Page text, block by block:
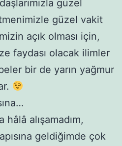
güzel
güzel vakit
açık olması için,
faydası olacak ilimler
bir de yarın yağmur
alışamadım,
geldiğimde çok